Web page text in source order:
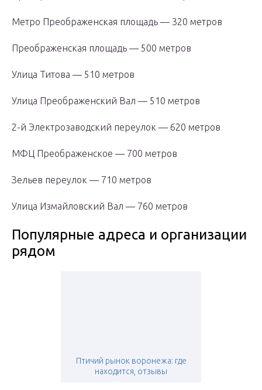
Метро Преображенская площадь — 320 метров
Преображенская площадь — 500 метров
Улица Титова — 510 метров
Улица Преображенский Вал — 510 метров
2-й Электрозаводский переулок — 620 метров
МФЦ Преображенское — 700 метров
Зельев переулок — 710 метров
Улица Измайловский Вал — 760 метров
Популярные адреса и организации
рядом
Птичий рынок воронежа: где
находится, отзывы